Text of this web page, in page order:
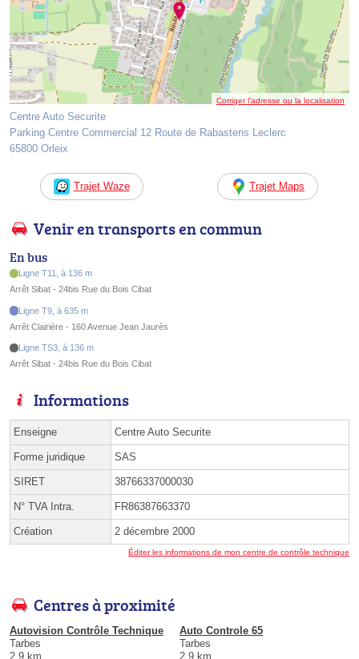
Corriger l’adresse ou la localisation
Centre Auto Securite
Parking Centre Commercial 12 Route de Rabastens Leclerc
65800 Orleix
Trajet Waze Trajet Maps
Venir en transports en commun
En bus
Ligne T11, à 136 m
Arrêt Sibat - 24bis Rue du Bois Cibat
Ligne T9, à 635 m
Arrêt Clairière - 160 Avenue Jean Jaurès
Ligne TS3, à 136 m
Arrêt Sibat - 24bis Rue du Bois Cibat
Informations
Enseigne Centre Auto Securite
Forme juridique SAS
SIRET 38766337000030
N° TVA Intra. FR86387663370
Création 2 décembre 2000
Éditer les informations de mon centre de contrôle technique
Centres à proximité
Autovision Contrôle Technique
Tarbes
2.9 km
Auto Controle 65
Tarbes
2.9 km